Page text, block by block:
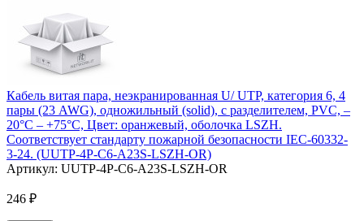
Кабель витая пара, неэкранированная U/ UTP, категория 6, 4
пары (23 AWG), одножильный (solid), с разделителем, PVC, –
20°C – +75°C, Цвет: оранжевый, оболочка LSZH.
Соответствует стандарту пожарной безопасности IEC-60332-
3-24. (UUTP-4P-C6-A23S-LSZH-OR)
Артикул: UUTP-4P-C6-A23S-LSZH-OR
246 ₽